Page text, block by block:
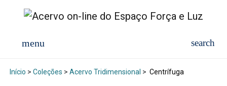
Início > Coleções > Acervo Tridimensional > Centrífuga